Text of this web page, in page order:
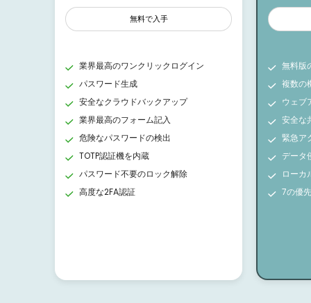
無料で入手
業界最高のワンクリックログイン
パスワード生成
安全なクラウドバックアップ
業界最高のフォーム記入
危険なパスワードの検出
TOTP認証機を内蔵
パスワード不要のロック解除
高度な2FA認証
無料版
複数の
ウェブ
安全な
緊急ア
データ
ローカ
7の優